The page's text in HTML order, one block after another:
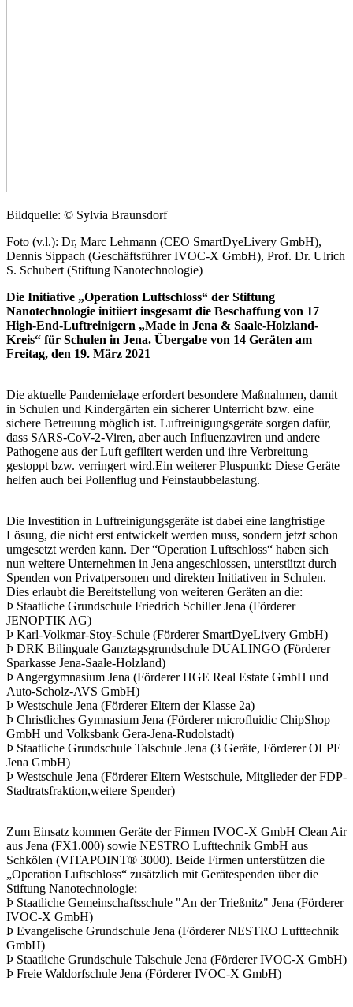
Bildquelle: © Sylvia Braunsdorf
Foto (v.l.): Dr, Marc Lehmann (CEO SmartDyeLivery GmbH),
Dennis Sippach (Geschäftsführer IVOC-X GmbH), Prof. Dr. Ulrich
S. Schubert (Stiftung Nanotechnologie)
Die Initiative „Operation Luftschloss“ der Stiftung
Nanotechnologie initiiert insgesamt die Beschaffung von 17
High-End-Luftreinigern „Made in Jena & Saale-Holzland-
Kreis“ für Schulen in Jena. Übergabe von 14 Geräten am
Freitag, den 19. März 2021
Die aktuelle Pandemielage erfordert besondere Maßnahmen, damit
in Schulen und Kindergärten ein sicherer Unterricht bzw. eine
sichere Betreuung möglich ist. Luftreinigungsgeräte sorgen dafür,
dass SARS-CoV-2-Viren, aber auch Influenzaviren und andere
Pathogene aus der Luft gefiltert werden und ihre Verbreitung
gestoppt bzw. verringert wird.Ein weiterer Pluspunkt: Diese Geräte
helfen auch bei Pollenflug und Feinstaubbelastung.
Die Investition in Luftreinigungsgeräte ist dabei eine langfristige
Lösung, die nicht erst entwickelt werden muss, sondern jetzt schon
umgesetzt werden kann. Der “Operation Luftschloss“ haben sich
nun weitere Unternehmen in Jena angeschlossen, unterstützt durch
Spenden von Privatpersonen und direkten Initiativen in Schulen.
Dies erlaubt die Bereitstellung von weiteren Geräten an die:
Þ Staatliche Grundschule Friedrich Schiller Jena (Förderer
JENOPTIK AG)
Þ Karl-Volkmar-Stoy-Schule (Förderer SmartDyeLivery GmbH)
Þ DRK Bilinguale Ganztagsgrundschule DUALINGO (Förderer
Sparkasse Jena-Saale-Holzland)
Þ Angergymnasium Jena (Förderer HGE Real Estate GmbH und
Auto-Scholz-AVS GmbH)
Þ Westschule Jena (Förderer Eltern der Klasse 2a)
Þ Christliches Gymnasium Jena (Förderer microfluidic ChipShop
GmbH und Volksbank Gera-Jena-Rudolstadt)
Þ Staatliche Grundschule Talschule Jena (3 Geräte, Förderer OLPE
Jena GmbH)
Þ Westschule Jena (Förderer Eltern Westschule, Mitglieder der FDP-
Stadtratsfraktion,weitere Spender)
Zum Einsatz kommen Geräte der Firmen IVOC-X GmbH Clean Air
aus Jena (FX1.000) sowie NESTRO Lufttechnik GmbH aus
Schkölen (VITAPOINT® 3000). Beide Firmen unterstützen die
„Operation Luftschloss“ zusätzlich mit Gerätespenden über die
Stiftung Nanotechnologie:
Þ Staatliche Gemeinschaftsschule "An der Trießnitz" Jena (Förderer
IVOC-X GmbH)
Þ Evangelische Grundschule Jena (Förderer NESTRO Lufttechnik
GmbH)
Þ Staatliche Grundschule Talschule Jena (Förderer IVOC-X GmbH)
Þ Freie Waldorfschule Jena (Förderer IVOC-X GmbH)